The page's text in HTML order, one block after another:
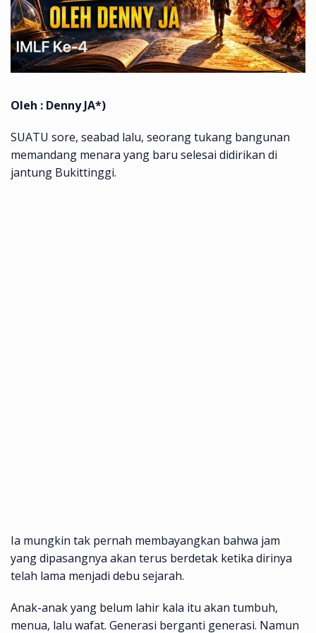
Oleh : Denny JA*)
SUATU sore, seabad lalu, seorang tukang bangunan
memandang menara yang baru selesai didirikan di
jantung Bukittinggi.
Ia mungkin tak pernah membayangkan bahwa jam
yang dipasangnya akan terus berdetak ketika dirinya
telah lama menjadi debu sejarah.
Anak-anak yang belum lahir kala itu akan tumbuh,
menua, lalu wafat. Generasi berganti generasi. Namun